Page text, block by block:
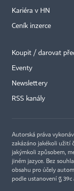
Kariéra v HN
Ceník inzerce
Koupit / darovat
Eventy
Newslettery
RSS kanály
Autorská práva
zakázáno jakékoli užití
jakýmkoli způsobem,
jiném jazyce. Bez
obsahu pro účely
podle ustanovení § 39c